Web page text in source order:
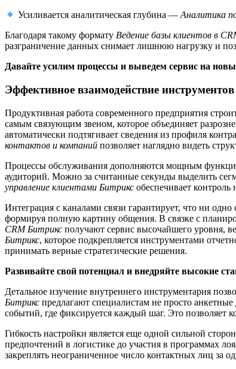
Усиливается аналитическая глубина —Аналитика
Благодаря такому формату Ведение базы клиентов в
разграничение данных снимает лишнюю нагрузку и
Давайте усилим процессы и выведем сервис на
Эффективное взаимодействие
Продуктивная работа современного предприятия
самым связующим звеном, которое объединяет
автоматически подтягивает сведения из профиля
контактов и компаний позволяет наглядно видеть
Процессы обслуживания дополняются мощным
аудиторий. Можно за считанные секунды выделить
управление клиентами Битрикс обеспечивает
Интеграция с каналами связи гарантирует, что ни
формируя полную картину общения. В связке с
CRM Битрикс получают сервис высочайшего уровня,
Битрикс, которое подкрепляется инструментами
принимать верные стратегические решения.
Развивайте свой потенциал и внедряйте высокие
Детальное изучение внутреннего инструментария
Битрикс предлагают специалистам не просто
событий, где фиксируется каждый шаг. Это позволяет
Гибкость настройки является еще одной сильной
предпочтений в логистике до участия в программах
закреплять неограниченное число контактных лиц за